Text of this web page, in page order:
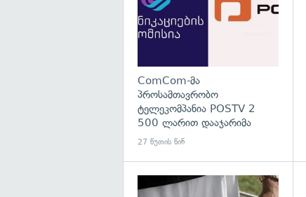
ComCom-მა
პროსამთავრობო
ტელეკომპანია POSTV 2
500 ლარით დააჯარიმა
27 წუთის წინ